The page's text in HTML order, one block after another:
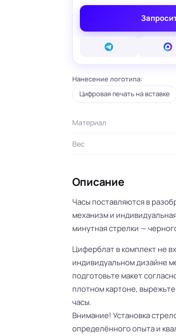
Готовые бумажные пакеты
Картонные коробки
Шуберы, обечайки
Печать на
пленке
Стенды
Баннеры
Печать на холсте
Нанесение логотипа:
Цифровая печать на вставке
Материал
Вес
Описание
Часы поставляются в
механизм и
минутная стрелки —
Циферблат в комплект не
индивидуальном дизайне
подготовьте макет
плотном картоне,
часы.
Внимание! Установка
определённого опыта и